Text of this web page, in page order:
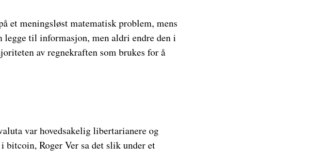
et meningsløst matematisk problem, mens
legge til informasjon, men aldri endre den i
av regnekraften som brukes for å
var hovedsakelig libertarianere og
bitcoin, Roger Ver sa det slik under et